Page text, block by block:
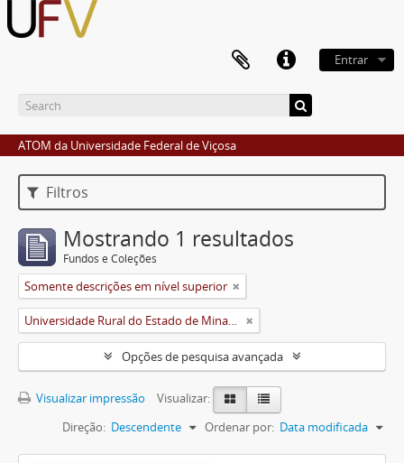
Entrar
ATOM da Universidade Federal de Viçosa
Filtros
Mostrando 1 resultados
Fundos e Coleções
Somente descrições em nível superior
Universidade Rural do Estado de Minas Gerais (Uremg)
Opções de pesquisa avançada
Visualizar impressão
Visualizar:
Ordenar por: Data modificada
Direção: Descendente